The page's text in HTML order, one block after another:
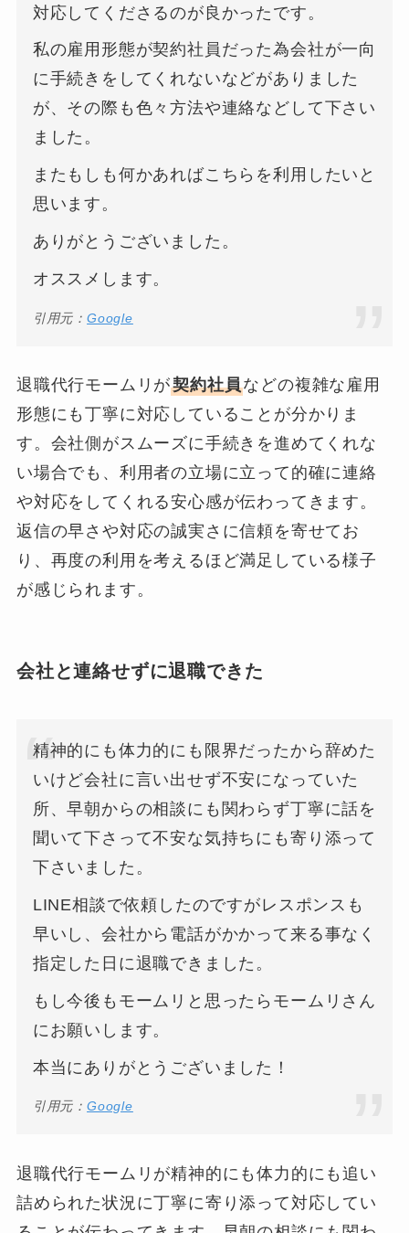
対応してくださるのが良かったです。
私の雇用形態が契約社員だった為会社が一向
に手続きをしてくれないなどがありました
が、その際も色々方法や連絡などして下さい
ました。
またもしも何かあればこちらを利用したいと
思います。
ありがとうございました。
オススメします。
引用元：Google
退職代行モームリが契約社員などの複雑な雇用
形態にも丁寧に対応していることが分かりま
す。会社側がスムーズに手続きを進めてくれな
い場合でも、利用者の立場に立って的確に連絡
や対応をしてくれる安心感が伝わってきます。
返信の早さや対応の誠実さに信頼を寄せてお
り、再度の利用を考えるほど満足している様子
が感じられます。
会社と連絡せずに退職できた
精神的にも体力的にも限界だったから辞めた
いけど会社に言い出せず不安になっていた
所、早朝からの相談にも関わらず丁寧に話を
聞いて下さって不安な気持ちにも寄り添って
下さいました。
LINE相談で依頼したのですがレスポンスも
早いし、会社から電話がかかって来る事なく
指定した日に退職できました。
もし今後もモームリと思ったらモームリさん
にお願いします。
本当にありがとうございました！
引用元：Google
退職代行モームリが精神的にも体力的にも追い
詰められた状況に丁寧に寄り添って対応してい